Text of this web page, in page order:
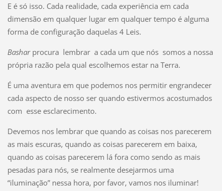
E é só isso. Cada realidade, cada experiência em cada
dimensão em qualquer lugar em qualquer tempo é alguma
forma de configuração daquelas 4 Leis.
Basharprocura lembrar a cada um que nós somos a nossa
própria razão pela qual escolhemos estar na Terra.
É uma aventura em que podemos nos permitir engrandecer
cada aspecto de nosso ser quando estivermos acostumados
com esse esclarecimento.
Devemos nos lembrar que quando as coisas nos parecerem
as mais escuras, quando as coisas parecerem em baixa,
quando as coisas parecerem lá fora como sendo as mais
pesadas para nós, se realmente desejarmos uma
“iluminação” nessa hora, por favor, vamos nos iluminar!